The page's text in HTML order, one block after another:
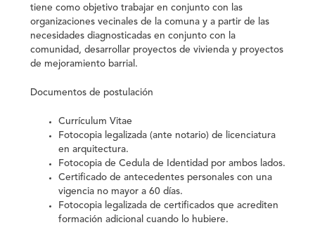
tiene como objetivo trabajar en conjunto con las
organizaciones vecinales de la comuna y a partir de las
necesidades diagnosticadas en conjunto con la
comunidad, desarrollar proyectos de vivienda y proyectos
de mejoramiento barrial.
Documentos de postulación
Currículum Vitae
Fotocopia legalizada (ante notario) de
licenciatura
en arquitectura.
Fotocopia de Cedula de Identidad por ambos lados.
Certificado de antecedentes personales con una
vigencia no mayor a 60 días.
Fotocopia legalizada de certificados que acrediten
formación adicional cuando lo hubiere.